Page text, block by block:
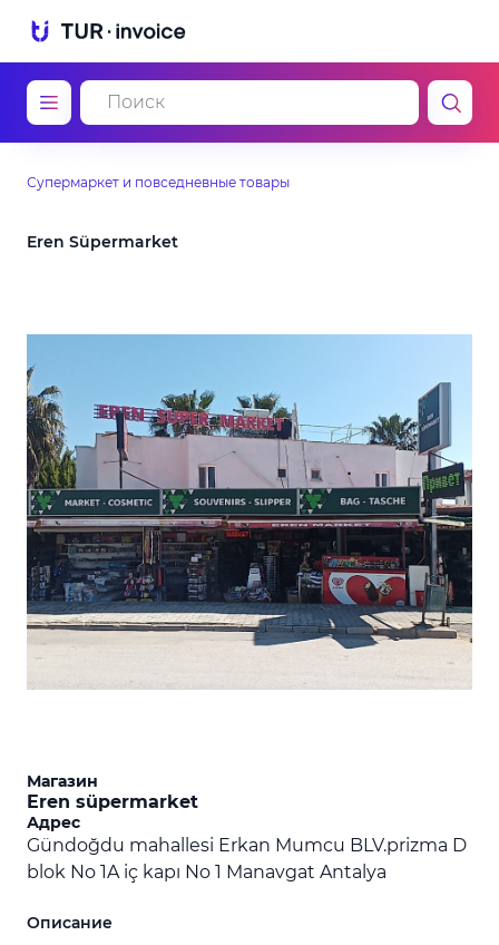
Супермаркет и повседневные товары
Eren Süpermarket
Магазин
Eren süpermarket
Адрес
Gündoğdu mahallesi Erkan Mumcu BLV.prizma D
blok No 1A iç kapı No 1 Manavgat Antalya
Описание